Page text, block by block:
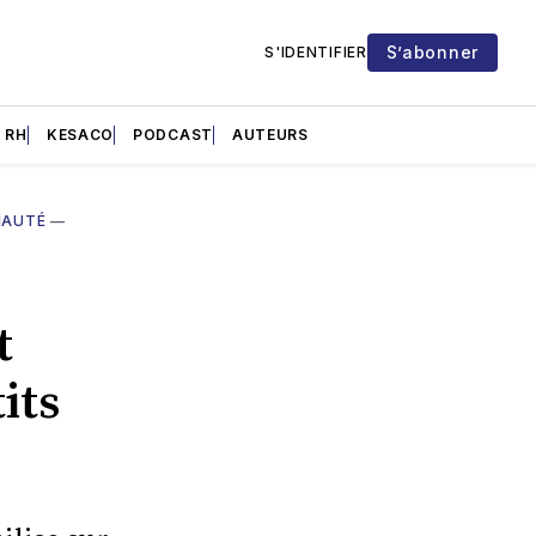
S'IDENTIFIER S’abonner
RH KESACO PODCAST AUTEURS
—